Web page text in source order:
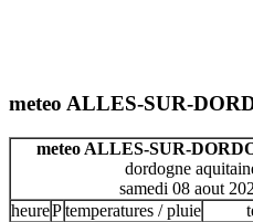
meteo ALLES-SUR-
meteo ALLES-SUR-
dordogne
samedi 08 aout
heurePtemperatures / pluie